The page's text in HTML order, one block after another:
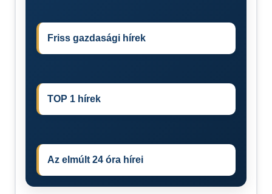
Friss gazdasági hírek
TOP 1 hírek
Az elmúlt 24 óra hírei